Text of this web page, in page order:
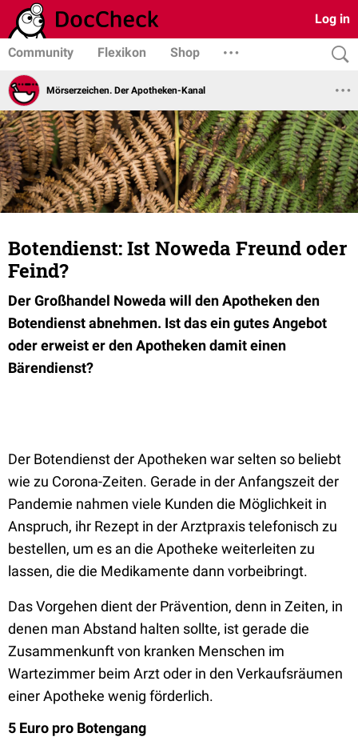
Log in
Community Flexikon Shop
Mörserzeichen. Der Apotheken-Kanal
Botendienst: Ist Noweda Freund oder
Feind?
Der Großhandel Noweda will den Apotheken den
Botendienst abnehmen. Ist das ein gutes Angebot
oder erweist er den Apotheken damit einen
Bärendienst?
Der Botendienst der Apotheken war selten so beliebt
wie zu Corona-Zeiten. Gerade in der Anfangszeit der
Pandemie nahmen viele Kunden die Möglichkeit in
Anspruch, ihr Rezept in der Arztpraxis telefonisch zu
bestellen, um es an die Apotheke weiterleiten zu
lassen, die die Medikamente dann vorbeibringt.
Das Vorgehen dient der Prävention, denn in Zeiten, in
denen man Abstand halten sollte, ist gerade die
Zusammenkunft von kranken Menschen im
Wartezimmer beim Arzt oder in den Verkaufsräumen
einer Apotheke wenig förderlich.
5 Euro pro Botengang